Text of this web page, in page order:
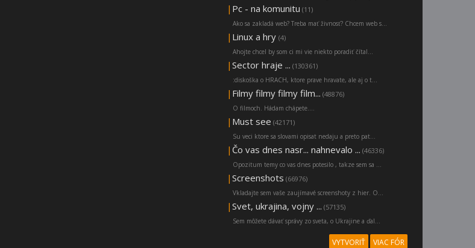
| Pc - na komunitu (11)
Ako sa zakladá web? Treba mať živnosť? Chcem web s...
| Linux a hry (4)
Ahojte chcel by som ci mi vie niekto poradiť čítal...
| Sector hraje ... (130361)
:diskoška o HRACH, ktore prave hravate, ale aj o t...
| Filmy filmy filmy film... (48876)
O filmoch. Hádam chápete....
| Must see (42171)
Su veci ktore sa slovami opisat nedaju a preto pat...
| Čo vas dnes nasr... nahnevalo ... (46336)
Opozitum temy co vas dnes potesilo , takze sem sa ...
| Screenshots (66976)
Vkladajte sem vaše zaujímavé screenshoty z hier. O...
| Svet, ukrajina, vojny ... (57135)
Sem môžete dávať správy zo sveta, o Ukrajine a ďal...
VYTVORIŤ VIAC FÓR